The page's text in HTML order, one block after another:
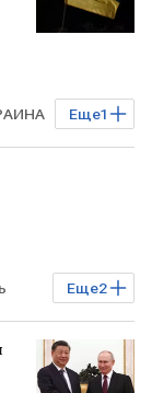
Еще1
Еще2